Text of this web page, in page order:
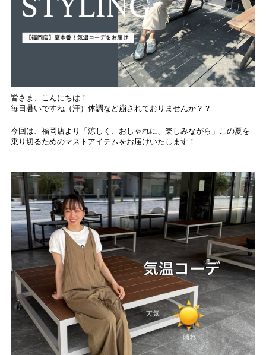
皆さま、こんにちは！
毎日暑いですね（汗）体調など崩されておりませんか？？
今回は、福岡店より「涼しく、おしゃれに、楽しみながら」この夏を
乗り切るためのマストアイテムをお届けいたします！